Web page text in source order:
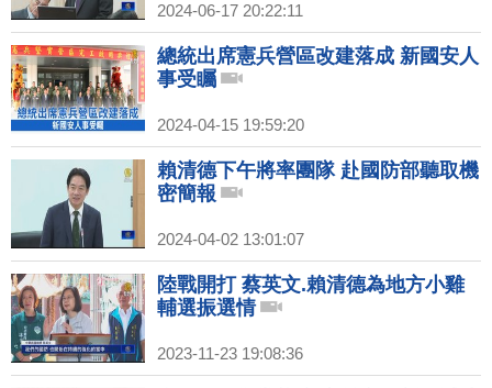
2024-06-17 20:22:11
總統出席憲兵營區改建落成 新國安人
事受矚
2024-04-15 19:59:20
賴清德下午將率團隊 赴國防部聽取機
密簡報
2024-04-02 13:01:07
陸戰開打 蔡英文.賴清德為地方小雞
輔選振選情
2023-11-23 19:08:36